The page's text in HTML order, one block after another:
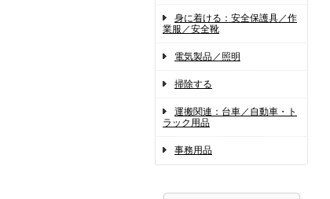
身に着ける：安全保護具／作
業服／安全靴
電気製品／照明
掃除する
運搬関連：台車／自動車・ト
ラック用品
事務用品